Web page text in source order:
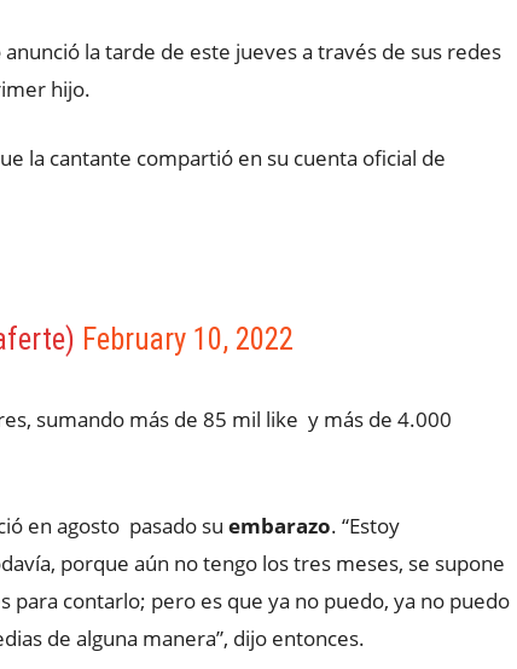
anunció la tarde de este jueves a través de sus redes
hijo.
la cantante compartió en su cuenta oficial de
February 10, 2022
sumando más de 85 mil like y más de 4.000
en agosto pasado su embarazo. “Estoy
porque aún no tengo los tres meses, se supone
para contarlo; pero es que ya no puedo, ya no puedo
de alguna manera”, dijo entonces.